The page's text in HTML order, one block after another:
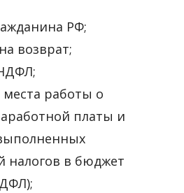
РФ;
возврат;
места работы о
платы и
налогов в бюджет